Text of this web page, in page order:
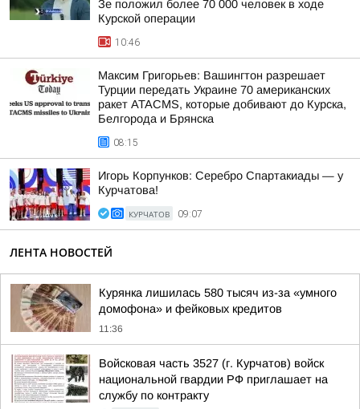
Зе положил более 70 000 человек в ходе
Курской операции
10:46
Максим Григорьев: Вашингтон разрешает
Турции передать Украине 70 американских
ракет ATACMS, которые добивают до Курска,
Белгорода и Брянска
08:15
Игорь Корпунков: Серебро Спартакиады — у
Курчатова!
КУРЧАТОВ 09:07
ЛЕНТА НОВОСТЕЙ
Курянка лишилась 580 тысяч из-за «умного
домофона» и фейковых кредитов
11:36
Войсковая часть 3527 (г. Курчатов) войск
национальной гвардии РФ приглашает на
службу по контракту